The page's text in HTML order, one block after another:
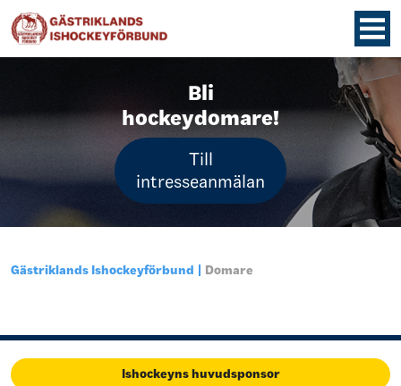
Bli
hockeydomare!
Till
intresseanmälan
Gästriklands Ishockeyförbund Domare
Ishockeyns huvudsponsor